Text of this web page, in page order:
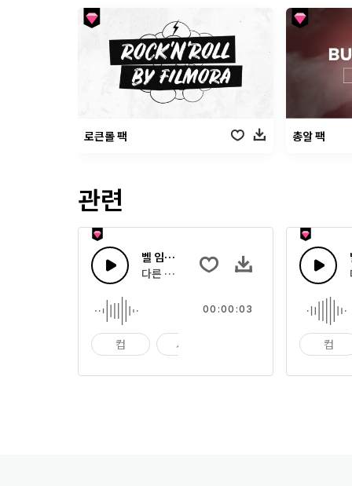
로큰롤 팩 총알 팩
관련
벨 임팩트 45
다른 음색으로 부딪히는 여러 사발의 효과음
컵 사발
00:00:03
컵